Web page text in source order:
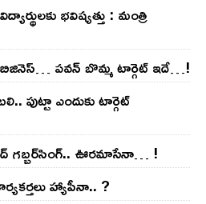
భ‌విష్య‌త్తు : మంత్రి
బిజినెస్‌… ప‌వ‌న్ బొమ్మ టార్గెట్ ఇదే…!
పుట్టా ఎందుకు టార్గెట్
గ‌బ్బ‌ర్‌సింగ్‌.. ఊర‌మాసేనా… !
హ్యాపీనా.. ?